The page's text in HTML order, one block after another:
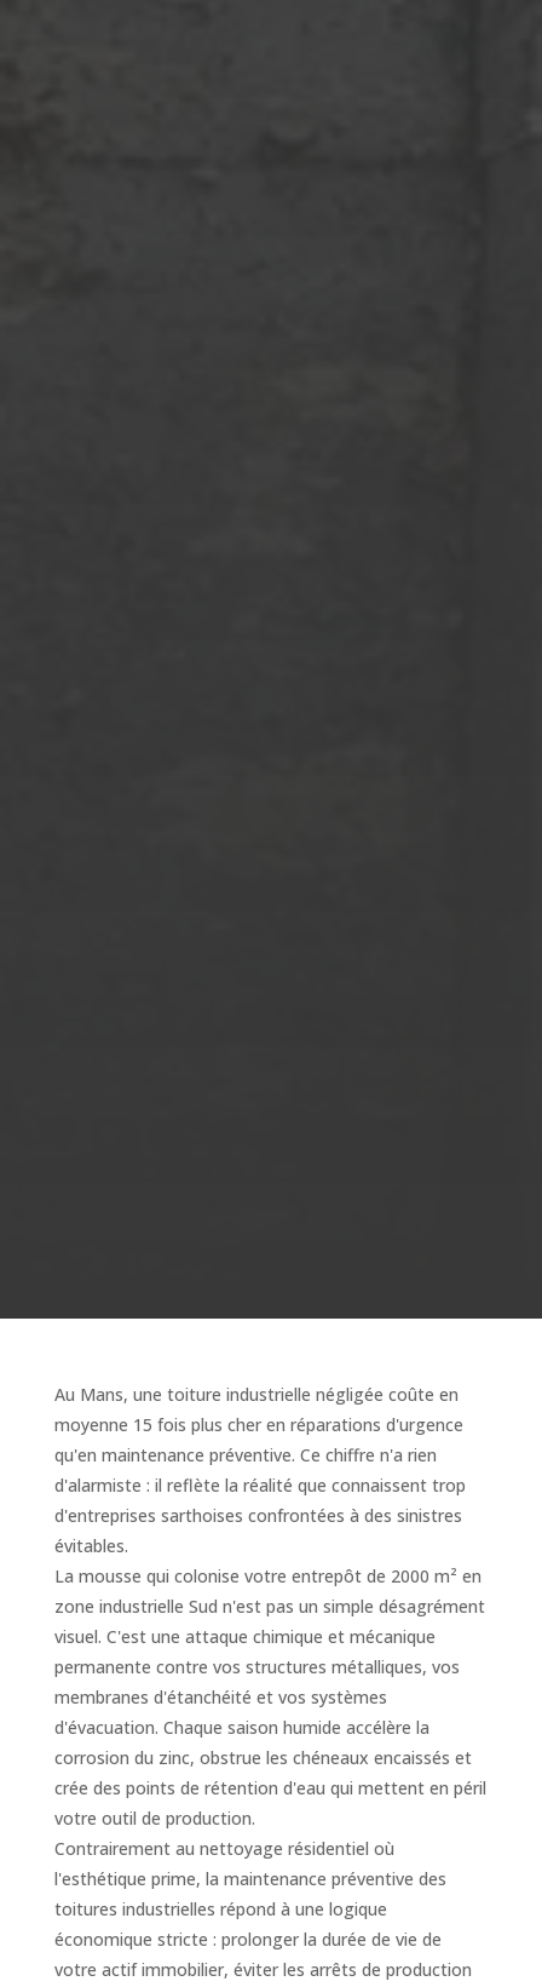
Au Mans, une toiture industrielle négligée coûte en
moyenne 15 fois plus cher en réparations d'urgence
qu'en maintenance préventive. Ce chiffre n'a rien
d'alarmiste : il reflète la réalité que connaissent trop
d'entreprises sarthoises confrontées à des sinistres
évitables.
La mousse qui colonise votre entrepôt de 2000 m² en
zone industrielle Sud n'est pas un simple désagrément
visuel. C'est une attaque chimique et mécanique
permanente contre vos structures métalliques, vos
membranes d'étanchéité et vos systèmes
d'évacuation. Chaque saison humide accélère la
corrosion du zinc, obstrue les chéneaux encaissés et
crée des points de rétention d'eau qui mettent en péril
votre outil de production.
Contrairement au nettoyage résidentiel où
l'esthétique prime, la maintenance préventive des
toitures industrielles répond à une logique
économique stricte : prolonger la durée de vie de
votre actif immobilier, éviter les arrêts de production